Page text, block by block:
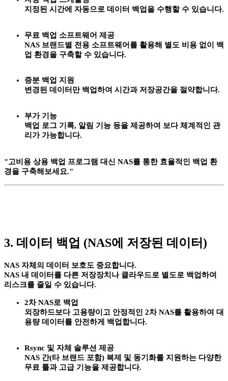
지정된 시간에 자동으로 데이터 백업을 수행할 수 있습니다.
무료 백업 소프트웨어 제공
NAS 브랜드별 전용 소프트웨어를 활용해 별도 비용 없이 백
업 환경을 구축할 수 있습니다.
증분 백업 지원
변경된 데이터만 백업하여 시간과 저장공간을 절약합니다.
부가 기능
백업 로그 기록, 알림 기능 등을 제공하여 보다 체계적인 관
리가 가능합니다.
"고비용 상용 백업 프로그램 대신 NAS를 통한 효율적인 백업 환
경을 구축해보세요."
3. 데이터 백업 (NAS에 저장된 데이터)
NAS 자체의 데이터 보호도 중요합니다.
NAS 내 데이터를 다른 저장장치나 클라우드로 별도로 백업하여
리스크를 줄일 수 있습니다.
2차 NAS로 백업
외장하드보다 고용량이고 안정적인 2차 NAS를 활용하여 대
용량 데이터를 안전하게 백업합니다.
Rsync 및 자체 솔루션 제공
NAS 간(타 브랜드 포함) 복제 및 동기화를 지원하는 다양한
무료 툴과 고급 기능을 제공합니다.